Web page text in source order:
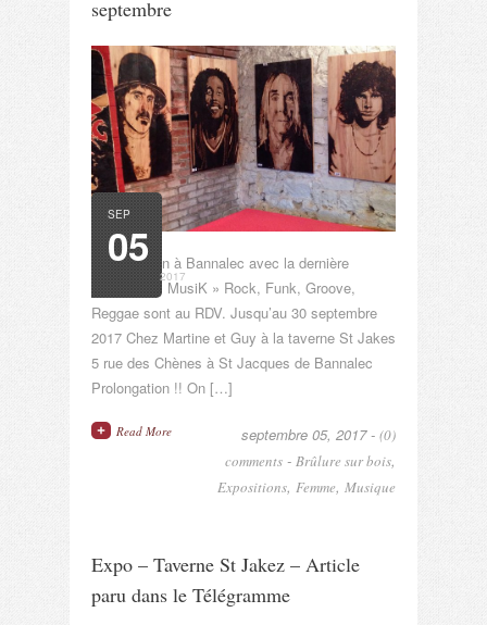
septembre
SEP
05
2017
Prolongation à Bannalec avec la dernière
collection « MusiK » Rock, Funk, Groove,
Reggae sont au RDV. Jusqu’au 30 septembre
2017 Chez Martine et Guy à la taverne St Jakes
5 rue des Chènes à St Jacques de Bannalec
Prolongation !! On […]
Read More septembre 05, 2017 - (0)
comments - Brûlure sur bois,
Expositions, Femme, Musique
Expo – Taverne St Jakez – Article
paru dans le Télégramme